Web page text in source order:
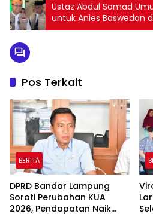
Ustaz Abdul Somad
untuk Anies Baswedan
Berikut Rinciannya
Pos Terkait
BERITA
DPRD Bandar Lampung
Soroti Perubahan KUA
2026, Pendapatan Naik